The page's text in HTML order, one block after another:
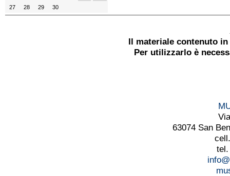
27
28 29 30
Il materiale contenuto
Per utilizzarlo è
63074 San
tel.